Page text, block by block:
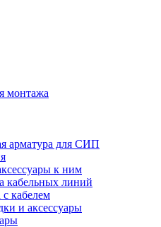
монтажа
арматура для СИП
к ним
кабельных линий
кабелем
и аксессуары